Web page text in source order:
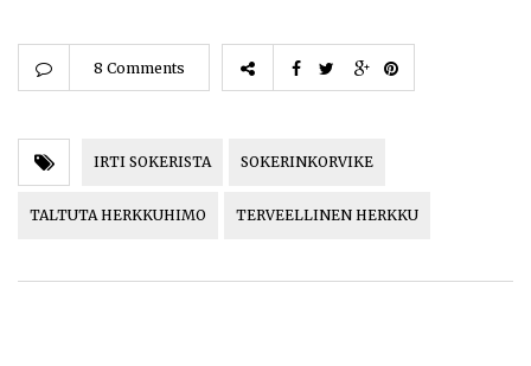
8 Comments
IRTI SOKERISTA SOKERINKORVIKE
TALTUTA HERKKUHIMO TERVEELLINEN HERKKU